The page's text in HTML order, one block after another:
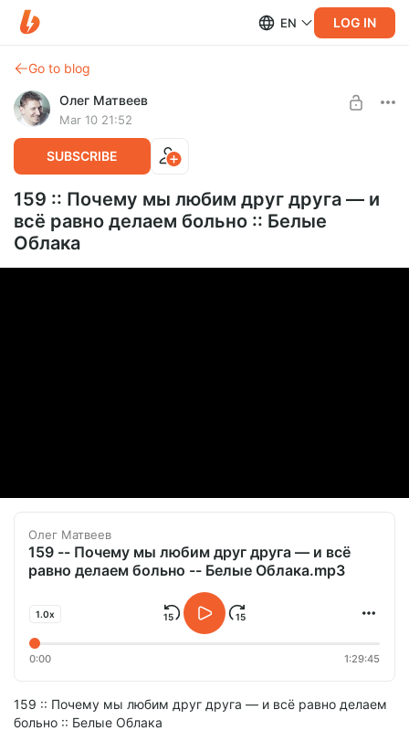
EN LOG IN
Go to blog
Олег Матвеев
Mar 10 21:52
SUBSCRIBE
159 :: Почему мы любим друг друга — и
всё равно делаем больно :: Белые
Облака
Олег Матвеев
159 -- Почему мы любим друг друга — и всё
равно делаем больно -- Белые Облака.mp3
1.0x
0:00 1:29:45
159 :: Почему мы любим друг друга — и всё равно делаем
больно :: Белые Облака